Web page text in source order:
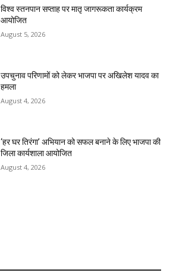
विश्व स्तनपान सप्ताह पर मातृ जागरूकता कार्यक्रम
आयोजित
August 5, 2026
उपचुनाव परिणामों को लेकर भाजपा पर अखिलेश यादव का
हमला
August 4, 2026
‘हर घर तिरंगा’ अभियान को सफल बनाने के लिए भाजपा की
जिला कार्यशाला आयोजित
August 4, 2026